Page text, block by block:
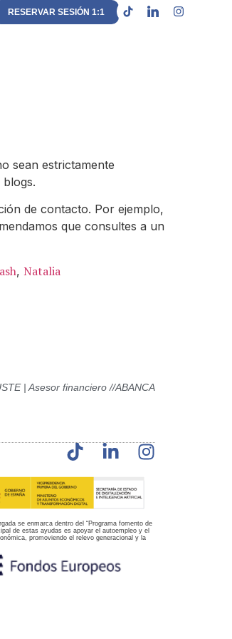
RESERVAR SESIÓN 1:1
sean estrictamente
de contacto. Por ejemplo,
que consultes a un
, Natalia
| Asesor financiero //ABANCA
se enmarca dentro del “Programa fomento de
de estas ayudas es apoyar el autoempleo y el
promoviendo el relevo generacional y la